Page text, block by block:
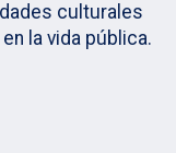
culturales
la vida pública.